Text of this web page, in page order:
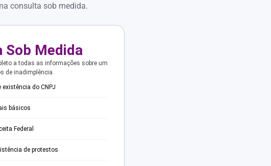
consulta sob medida.
Sob Medida
a todas as informações sobre um
de inadimplência.
do CNPJ
básicos
Federal
de protestos